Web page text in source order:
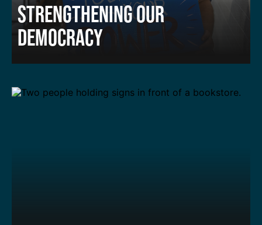
STRENGTHENING OUR
DEMOCRACY